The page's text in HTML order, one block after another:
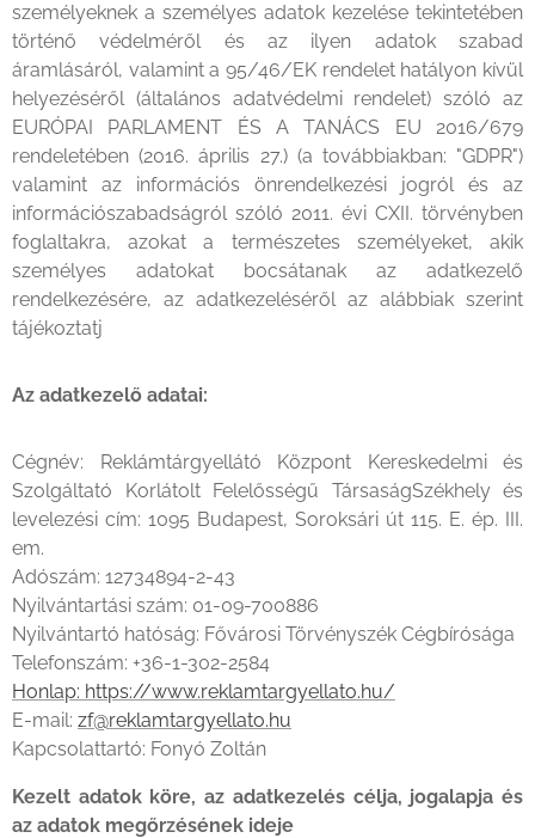
személyeknek a személyes adatok kezelése tekintetében
történő védelméről és az ilyen adatok szabad
áramlásáról, valamint a 95/46/EK rendelet hatályon kívül
helyezéséről (általános adatvédelmi rendelet) szóló az
EURÓPAI PARLAMENT ÉS A TANÁCS EU 2016/679
rendeletében (2016. április 27.) (a továbbiakban: "GDPR")
valamint az információs önrendelkezési jogról és az
információszabadságról szóló 2011. évi CXII. törvényben
foglaltakra, azokat a természetes személyeket, akik
személyes adatokat bocsátanak az adatkezelő
rendelkezésére, az adatkezeléséről az alábbiak szerint
tájékoztatj
Az adatkezelő adatai:
Cégnév: Reklámtárgyellátó Központ Kereskedelmi és
Szolgáltató Korlátolt Felelősségű TársaságSzékhely és
levelezési cím: 1095 Budapest, Soroksári út 115. E. ép. III.
em.
Adószám: 12734894-2-43
Nyilvántartási szám: 01-09-700886
Nyilvántartó hatóság: Fővárosi Törvényszék Cégbírósága
Telefonszám: +36-1-302-2584
Honlap: https://www.reklamtargyellato.hu/
E-mail: zf@reklamtargyellato.hu
Kapcsolattartó: Fonyó Zoltán
Kezelt adatok köre, az adatkezelés célja, jogalapja és
az adatok megőrzésének ideje